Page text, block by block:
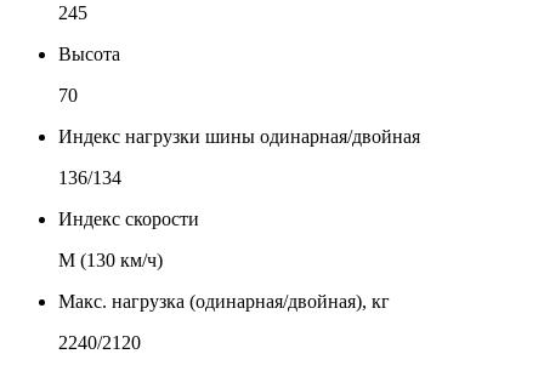
245
Высота
70
Индекс нагрузки шины одинарная/двойная
136/134
Индекс скорости
М (130 км/ч)
Макс. нагрузка (одинарная/двойная), кг
2240/2120